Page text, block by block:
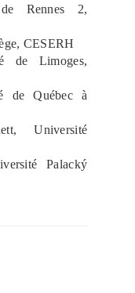
Rennes 2,
CESERH
de Limoges,
de Québec à
Université
Palacký